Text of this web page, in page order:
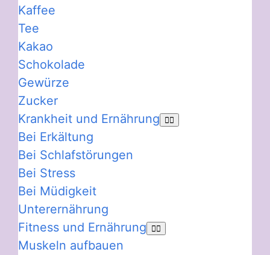
Kaffee
Tee
Kakao
Schokolade
Gewürze
Zucker
Krankheit und Ernährung
Bei Erkältung
Bei Schlafstörungen
Bei Stress
Bei Müdigkeit
Unterernährung
Fitness und Ernährung
Muskeln aufbauen